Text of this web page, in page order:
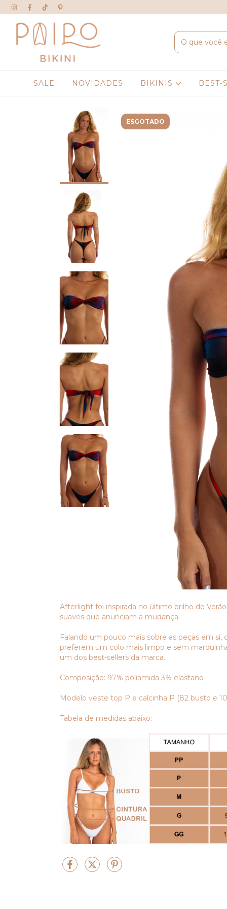
SALE NOVIDADES BIKINIS BEST-
ESGOTADO
Afterlight foi inspirada no último brilho do
suaves que anunciam a mudança.
Falando um pouco mais sobre as peças em
preferem um colo mais limpo e sem
um dos best-sellers da marca.
Composição: 97% poliamida 3% elastano
Modelo veste top P e calcinha P (82 busto e
Tabela de medidas abaixo: